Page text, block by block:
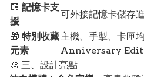
💽 記憶卡支
援
可外接記憶卡儲存
🎁 特別收藏
元素
主機、手掣、卡匣
Anniversary
🎨 三、設計亮點